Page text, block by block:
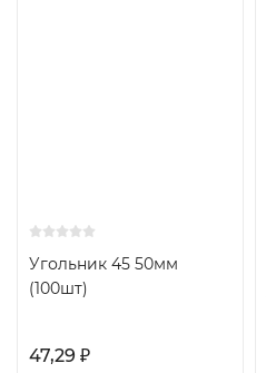
Угольник 45 50мм
(100шт)
47,29 ₽